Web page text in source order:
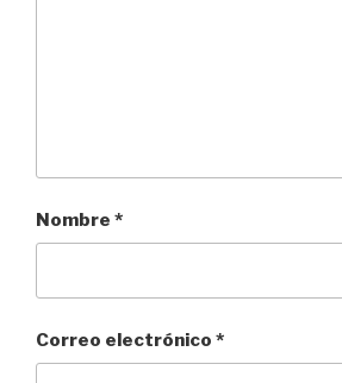
Nombre *
Correo electrónico *